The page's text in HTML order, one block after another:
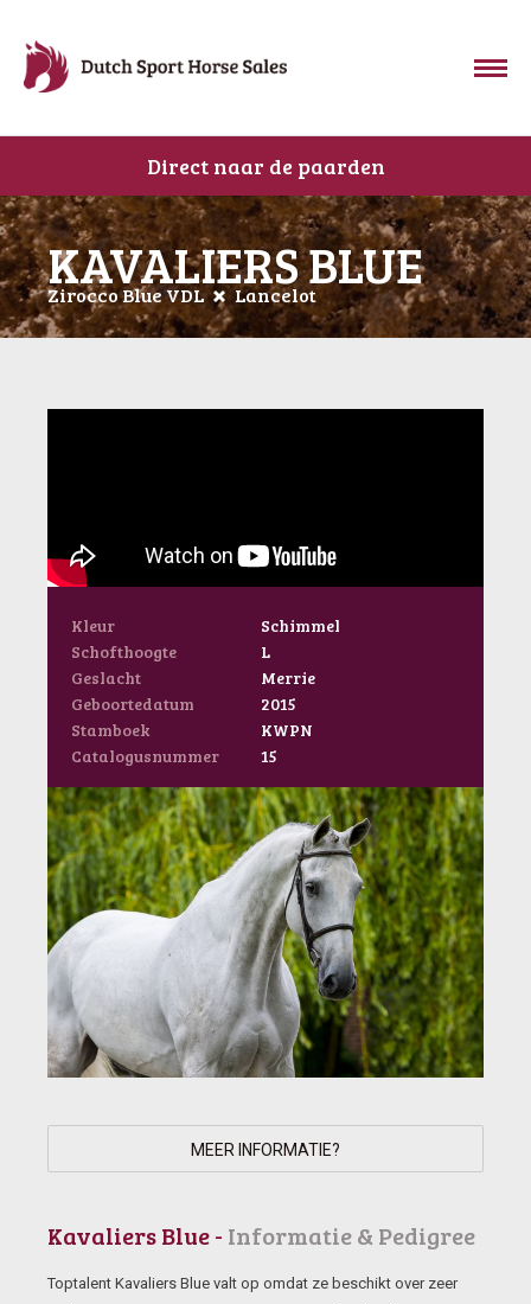
Direct naar de paarden
KAVALIERS BLUE
Zirocco Blue VDL Lancelot
Kleur
Schimmel
Schofthoogte
L
Geslacht
Merrie
Geboortedatum
2015
Stamboek
KWPN
Catalogusnummer
15
MEER INFORMATIE?
Kavaliers Blue - Informatie & Pedigree
Toptalent Kavaliers Blue valt op omdat ze beschikt over zeer